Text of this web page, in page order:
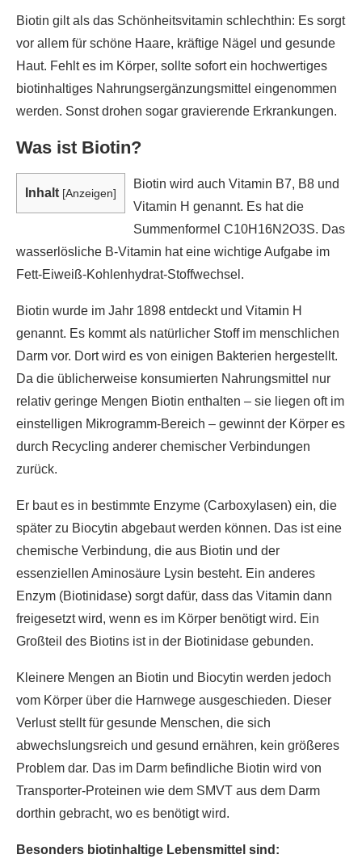
Biotin gilt als das Schönheitsvitamin schlechthin: Es sorgt
vor allem für schöne Haare, kräftige Nägel und gesunde
Haut. Fehlt es im Körper, sollte sofort ein hochwertiges
biotinhaltiges Nahrungsergänzungsmittel eingenommen
werden. Sonst drohen sogar gravierende Erkrankungen.
Was ist Biotin?
Inhalt [Anzeigen]
Biotin wird auch Vitamin B7, B8 und
Vitamin H genannt. Es hat die
Summenformel C10H16N2O3S. Das
wasserlösliche B-Vitamin hat eine wichtige Aufgabe im
Fett-Eiweiß-Kohlenhydrat-Stoffwechsel.
Biotin wurde im Jahr 1898 entdeckt und Vitamin H
genannt. Es kommt als natürlicher Stoff im menschlichen
Darm vor. Dort wird es von einigen Bakterien hergestellt.
Da die üblicherweise konsumierten Nahrungsmittel nur
relativ geringe Mengen Biotin enthalten – sie liegen oft im
einstelligen Mikrogramm-Bereich – gewinnt der Körper es
durch Recycling anderer chemischer Verbindungen
zurück.
Er baut es in bestimmte Enzyme (Carboxylasen) ein, die
später zu Biocytin abgebaut werden können. Das ist eine
chemische Verbindung, die aus Biotin und der
essenziellen Aminosäure Lysin besteht. Ein anderes
Enzym (Biotinidase) sorgt dafür, dass das Vitamin dann
freigesetzt wird, wenn es im Körper benötigt wird. Ein
Großteil des Biotins ist in der Biotinidase gebunden.
Kleinere Mengen an Biotin und Biocytin werden jedoch
vom Körper über die Harnwege ausgeschieden. Dieser
Verlust stellt für gesunde Menschen, die sich
abwechslungsreich und gesund ernähren, kein größeres
Problem dar. Das im Darm befindliche Biotin wird von
Transporter-Proteinen wie dem SMVT aus dem Darm
dorthin gebracht, wo es benötigt wird.
Besonders biotinhaltige Lebensmittel sind: